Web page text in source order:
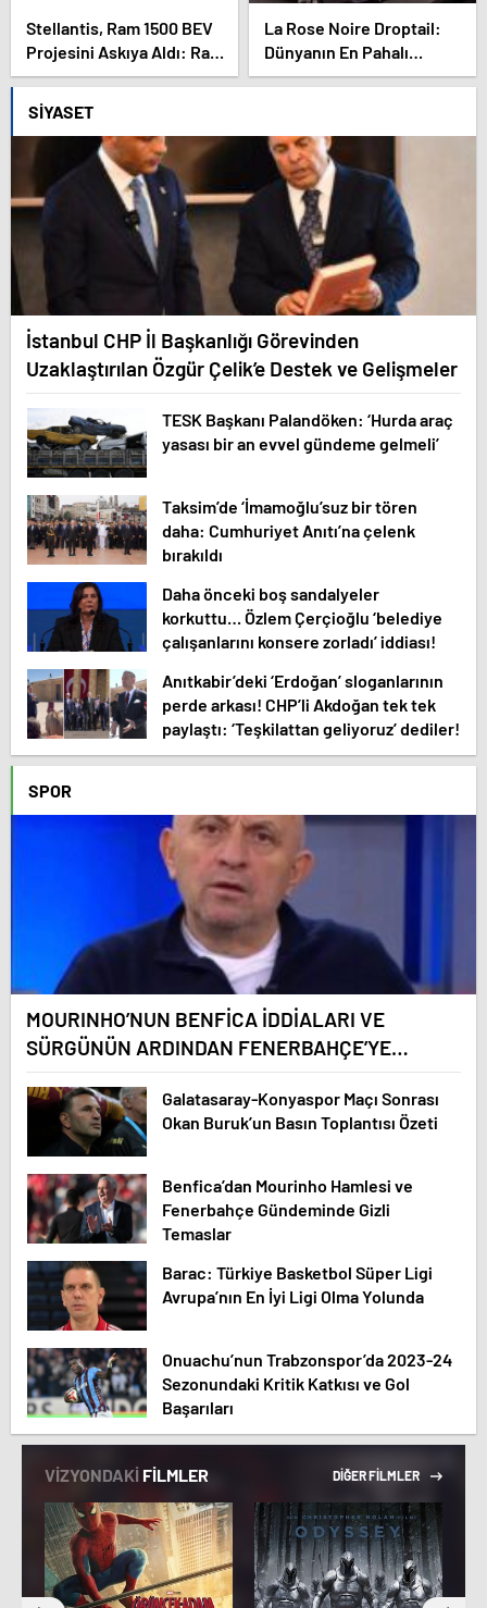
Stellantis, Ram 1500 BEV
Projesini Askıya Aldı: Ram
1500 REV ve Hibrit Yol
Haritası
La Rose Noire Droptail:
Dünyanın En Pahalı
Otomobili ve Yüksek
SIYASET
İstanbul CHP İl Başkanlığı Görevinden
Uzaklaştırılan Özgür Çelik’e Destek ve Gelişmeler
TESK Başkanı Palandöken: ‘Hurda araç
yasası bir an evvel gündeme gelmeli’
Taksim’de ‘İmamoğlu’suz bir tören
daha: Cumhuriyet Anıtı’na çelenk
bırakıldı
Daha önceki boş sandalyeler
korkuttu… Özlem Çerçioğlu ‘belediye
çalışanlarını konsere zorladı’ iddiası!
Anıtkabir’deki ‘Erdoğan’ sloganlarının
perde arkası! CHP’li Akdoğan tek tek
paylaştı: ‘Teşkilattan geliyoruz’ dediler!
SPOR
MOURINHO’NUN BENFİCA İDDİALARI VE
SÜRGÜNÜN ARDINDAN FENERBAHÇE’YE
DÖNÜŞÜNÜN GÖRÜŞLERİ
Galatasaray-Konyaspor Maçı Sonrası
Okan Buruk’un Basın Toplantısı Özeti
Benfica’dan Mourinho Hamlesi ve
Fenerbahçe Gündeminde Gizli
Temaslar
Barac: Türkiye Basketbol Süper Ligi
Avrupa’nın En İyi Ligi Olma Yolunda
Onuachu’nun Trabzonspor’da 2023-24
Sezonundaki Kritik Katkısı ve Gol
Başarıları
VİZYONDAKİ FİLMLER DİĞER FİLMLER